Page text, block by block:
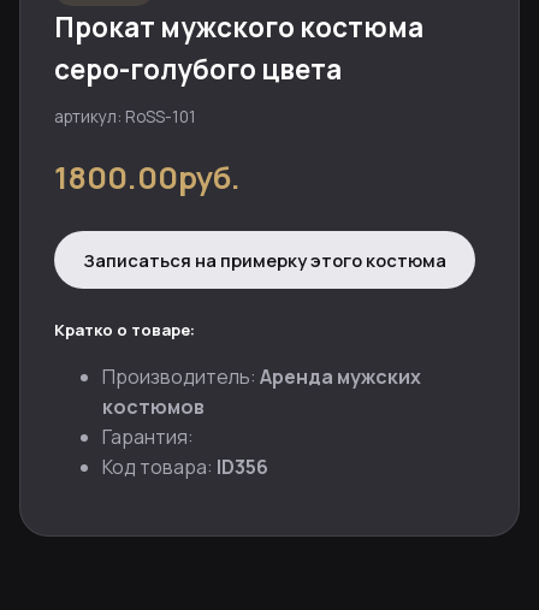
Прокат мужского костюма
серо-голубого цвета
артикул: RoSS-101
1800.00руб.
Записаться на примерку этого костюма
Кратко о товаре:
Производитель: Аренда мужских
костюмов
Гарантия:
Код товара: ID356